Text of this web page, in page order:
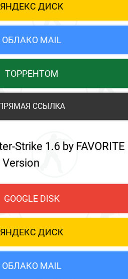
ЯНДЕКС ДИСК
ОБЛАКО MAIL
ТОРРЕНТОМ
ССЫЛКА
Strike 1.6 by FAVORITE
Version
GOOGLE DISK
ЯНДЕКС ДИСК
ОБЛАКО MAIL